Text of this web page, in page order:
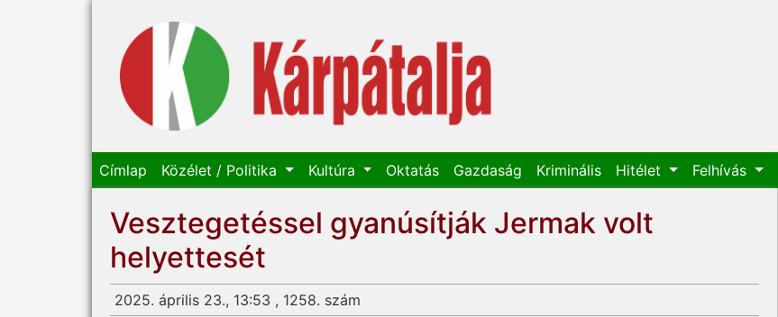
Címlap Közélet / Politika Kultúra Oktatás Gazdaság Kriminális Hitélet Felhívás
Vesztegetéssel gyanúsítják Jermak volt
helyettesét
2025. április 23., 13:53 , 1258. szám